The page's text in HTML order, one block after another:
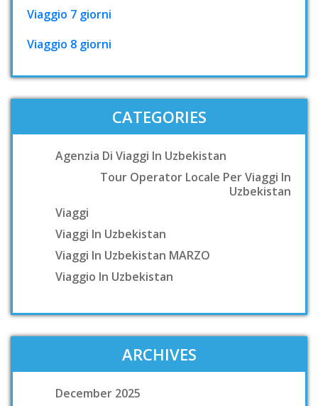
Viaggio 7 giorni
Viaggio 8 giorni
CATEGORIES
Agenzia Di Viaggi In Uzbekistan
Tour Operator Locale Per Viaggi In
Uzbekistan
Viaggi
Viaggi In Uzbekistan
Viaggi In Uzbekistan MARZO
Viaggio In Uzbekistan
ARCHIVES
December 2025